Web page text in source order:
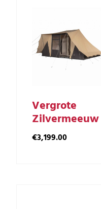
Vergrote
Zilvermeeuw
€3,199.00